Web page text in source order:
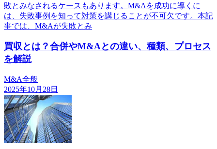
敗とみなされるケースもあります。M&Aを成功に導くに
は、失敗事例を知って対策を講じることが不可欠です。本記
事では、M&Aが失敗とみ
買収とは？合併やM&Aとの違い、種類、プロセス
を解説
M&A全般
2025年10月28日